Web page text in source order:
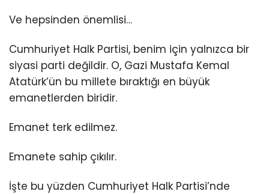
Ve hepsinden önemlisi…
Cumhuriyet Halk Partisi, benim için yalnızca bir
siyasi parti değildir. O, Gazi Mustafa Kemal
Atatürk’ün bu millete bıraktığı en büyük
emanetlerden biridir.
Emanet terk edilmez.
Emanete sahip çıkılır.
İşte bu yüzden Cumhuriyet Halk Partisi’nde